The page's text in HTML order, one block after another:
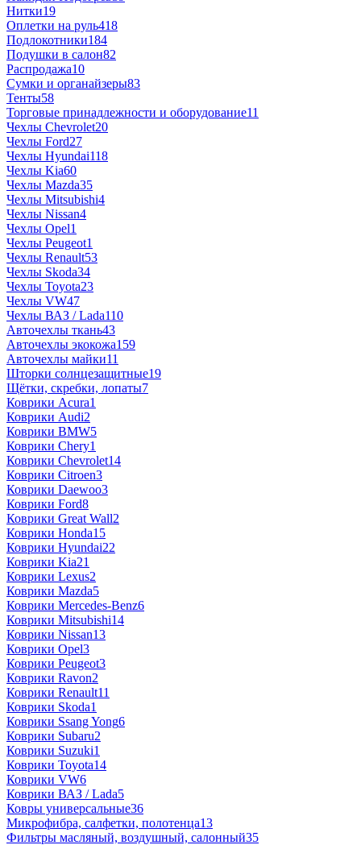
Нитки19
Оплетки на руль418
Подлокотники184
Подушки в салон82
Распродажа10
Сумки и органайзеры83
Тенты58
Торговые принадлежности и оборудование11
Чехлы Chevrolet20
Чехлы Ford27
Чехлы Hyundai118
Чехлы Kia60
Чехлы Mazda35
Чехлы Mitsubishi4
Чехлы Nissan4
Чехлы Opel1
Чехлы Peugeot1
Чехлы Renault53
Чехлы Skoda34
Чехлы Toyota23
Чехлы VW47
Чехлы ВАЗ / Lada110
Авточехлы ткань43
Авточехлы экокожа159
Авточехлы майки11
Шторки солнцезащитные19
Щётки, скребки, лопаты7
Коврики Acura1
Коврики Audi2
Коврики BMW5
Коврики Chery1
Коврики Chevrolet14
Коврики Citroen3
Коврики Daewoo3
Коврики Ford8
Коврики Great Wall2
Коврики Honda15
Коврики Hyundai22
Коврики Kia21
Коврики Lexus2
Коврики Mazda5
Коврики Mercedes-Benz6
Коврики Mitsubishi14
Коврики Nissan13
Коврики Opel3
Коврики Peugeot3
Коврики Ravon2
Коврики Renault11
Коврики Skoda1
Коврики Ssang Yong6
Коврики Subaru2
Коврики Suzuki1
Коврики Toyota14
Коврики VW6
Коврики ВАЗ / Lada5
Ковры универсальные36
Микрофибра, салфетки, полотенца13
Фильтры масляный, воздушный, салонный35